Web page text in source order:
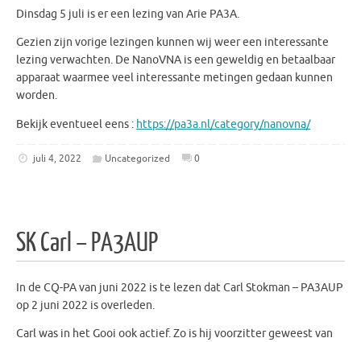
Dinsdag 5 juli is er een lezing van Arie PA3A.
Gezien zijn vorige lezingen kunnen wij weer een interessante
lezing verwachten. De NanoVNA is een geweldig en betaalbaar
apparaat waarmee veel interessante metingen gedaan kunnen
worden.
Bekijk eventueel eens : https://pa3a.nl/category/nanovna/
juli 4, 2022 Uncategorized 0
SK Carl – PA3AUP
In de CQ-PA van juni 2022 is te lezen dat Carl Stokman – PA3AUP
op 2 juni 2022 is overleden.
Carl was in het Gooi ook actief. Zo is hij voorzitter geweest van